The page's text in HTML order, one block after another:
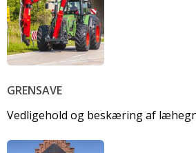
GRENSAVE
Vedligehold og beskæring af